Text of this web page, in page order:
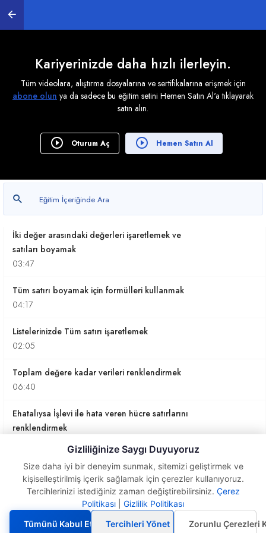
Kariyerinizde daha hızlı ilerleyin.
Tüm videolara, alıştırma dosyalarına ve sertifikalarına erişmek için
abone olun ya da sadece bu eğitim setini Hemen Satın Al'a tıklayarak
satın alın.
Oturum Aç Hemen Satın Al
08:09
Hücreleri Birleştirerek, Seçilen Değerlere göre tüm
satırı boyamak
Veri Doğrulama ve Koşullu Biçimlendirme
Kullanımı
Tüm satırları şarta bağlı renklendirmek
İki değer arasındaki değerleri işaretlemek ve
satıları boyamak
03:47
Tüm satırı boyamak için formülleri kullanmak
04:17
Listelerinizde Tüm satırı işaretlemek
02:05
Toplam değere kadar verileri renklendirmek
06:40
Ehatalıysa İşlevi ile hata veren hücre satırlarını
renklendirmek
VE şartı ile birden fazla sütuna göre işlem yapmak
01:53
Ve şartı ile satırlardaki verileri işaretlemek
02:52
Veri Doğrulama ve Koşullu
Biçimlendirme Kullanımı
Gizliliğinize Saygı Duyuyoruz
Size daha iyi bir deneyim sunmak, sitemizi geliştirmek ve
kişiselleştirilmiş içerik sağlamak için çerezler kullanıyoruz.
Tercihlerinizi istediğiniz zaman değiştirebilirsiniz. Çerez
Politikası
Gizlilik Politikası
Tümünü Kabul Et
Tercihleri Yönet Zorunlu Çerezleri